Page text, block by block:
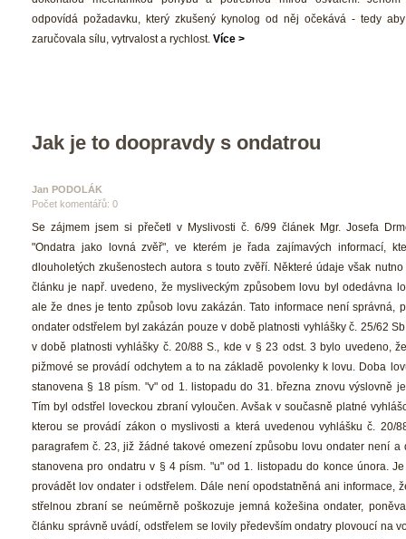
odpovídá požadavku, který zkušený kynolog od něj očekává - tedy
zaručovala sílu, vytrvalost a rychlost. Více >
Jak je to doopravdy s ondatrou
Jan PODOLÁK
Počet komentářů: 0
Se zájmem jsem si přečetl v Myslivosti č. 6/99 článek Mgr. Josefa
"Ondatra jako lovná zvěř", ve kterém je řada zajímavých informací,
dlouholetých zkušenostech autora s touto zvěří. Některé údaje však
článku je např. uvedeno, že mysliveckým způsobem lovu byl odedávna
ale že dnes je tento způsob lovu zakázán. Tato informace není správná,
ondater odstřelem byl zakázán pouze v době platnosti vyhlášky č. 25/62
v době platnosti vyhlášky č. 20/88 S., kde v § 23 odst. 3 bylo uvedeno,
pižmové se provádí odchytem a to na základě povolenky k lovu. Doba
tanovena § 18 písm. "v" od 1. listopadu do 31. března znovu výslovně
Tím byl odstřel loveckou zbraní vyloučen. Avšak v současně platné
kterou se provádí zákon o myslivosti a která uvedenou vyhlášku č. 20/
paragrafem č. 23, již žádné takové omezení způsobu lovu ondater není a
tanovena pro ondatru v § 4 písm. "u" od 1. listopadu do konce února.
provádět lov ondater i odstřelem. Dále není opodstatněná ani informace,
třelnou zbraní se neúměrně poškozuje jemná kožešina ondater,
článku správně uvádí, odstřelem se lovily především ondatry plovoucí na